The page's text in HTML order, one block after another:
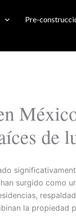
Pre-
de
surgido como
la propiedad